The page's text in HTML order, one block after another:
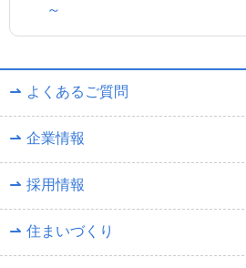
～
よくあるご質問
企業情報
採用情報
住まいづくり